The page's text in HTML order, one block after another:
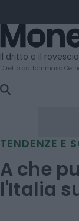
TO
CONTENT
Moneta
Il dritto e il
Diretto da Tommaso
TENDENZE E
A che
l'Italia